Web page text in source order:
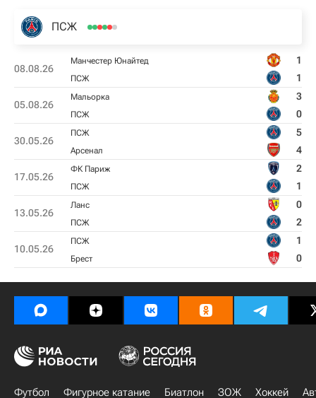
ПСЖ
08.08.26
Манчестер Юнайтед 1
ПСЖ 1
05.08.26
Мальорка 3
ПСЖ 0
30.05.26
ПСЖ 5
Арсенал 4
17.05.26
ФК Париж 2
ПСЖ 1
13.05.26
Ланс 0
ПСЖ 2
10.05.26
ПСЖ 1
Брест 0
Футбол Фигурное катание Биатлон ЗОЖ Хоккей